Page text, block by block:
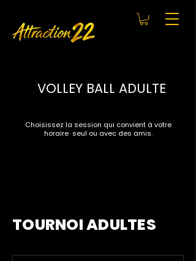
VOLLEY BALL ADULTE
Choisissez la session qui convient à votre
horaire seul ou avec des amis.
TOURNOI ADULTES